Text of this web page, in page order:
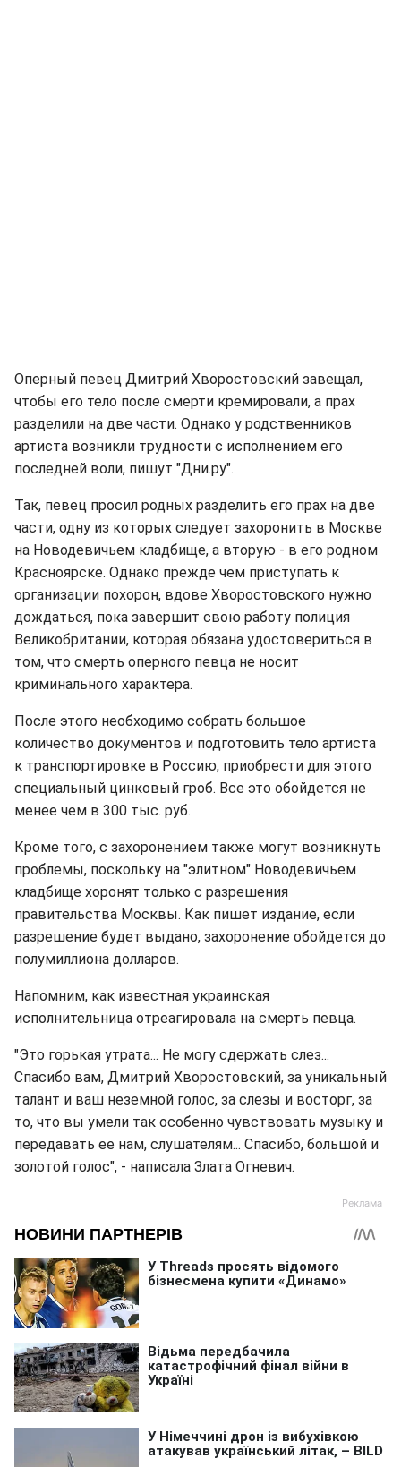
Оперный певец Дмитрий Хворостовский завещал,
чтобы его тело после смерти кремировали, а прах
разделили на две части. Однако у родственников
артиста возникли трудности с исполнением его
последней воли, пишут "Дни.ру".
Так, певец просил родных разделить его прах на две
части, одну из которых следует захоронить в Москве
на Новодевичьем кладбище, а вторую - в его родном
Красноярске. Однако прежде чем приступать к
организации похорон, вдове Хворостовского нужно
дождаться, пока завершит свою работу полиция
Великобритании, которая обязана удостовериться в
том, что смерть оперного певца не носит
криминального характера.
После этого необходимо собрать большое
количество документов и подготовить тело артиста
к транспортировке в Россию, приобрести для этого
специальный цинковый гроб. Все это обойдется не
менее чем в 300 тыс. руб.
Кроме того, с захоронением также могут возникнуть
проблемы, поскольку на "элитном" Новодевичьем
кладбище хоронят только с разрешения
правительства Москвы. Как пишет издание, если
разрешение будет выдано, захоронение обойдется до
полумиллиона долларов.
Напомним, как известная украинская
исполнительница отреагировала на смерть певца.
"Это горькая утрата... Не могу сдержать слез...
Спасибо вам, Дмитрий Хворостовский, за уникальный
талант и ваш неземной голос, за слезы и восторг, за
то, что вы умели так особенно чувствовать музыку и
передавать ее нам, слушателям... Спасибо, большой и
золотой голос", - написала Злата Огневич.